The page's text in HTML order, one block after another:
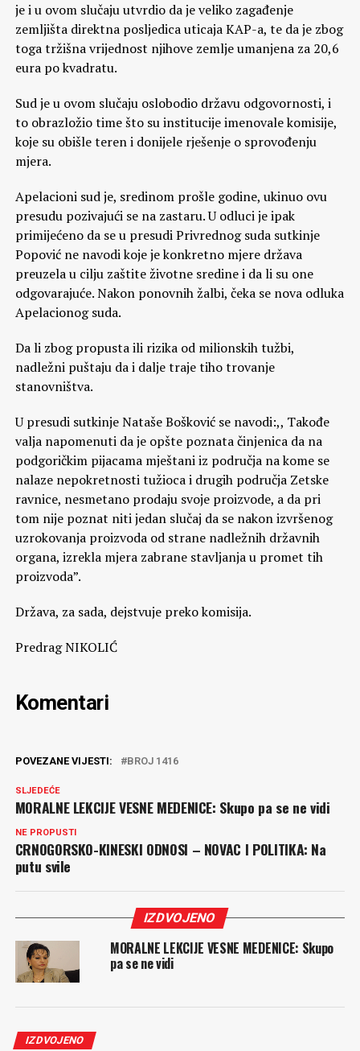
je i u ovom slučaju utvrdio da je veliko zagađenje
zemljišta direktna posljedica uticaja KAP-a, te da je zbog
toga tržišna vrijednost njihove zemlje umanjena za 20,6
eura po kvadratu.
Sud je u ovom slučaju oslobodio državu odgovornosti, i
to obrazložio time što su institucije imenovale komisije,
koje su obišle teren i donijele rješenje o sprovođenju
mjera.
Apelacioni sud je, sredinom prošle godine, ukinuo ovu
presudu pozivajući se na zastaru. U odluci je ipak
primijećeno da se u presudi Privrednog suda sutkinje
Popović ne navodi koje je konkretno mjere država
preuzela u cilju zaštite životne sredine i da li su one
odgovarajuće. Nakon ponovnih žalbi, čeka se nova odluka
Apelacionog suda.
Da li zbog propusta ili rizika od milionskih tužbi,
nadležni puštaju da i dalje traje tiho trovanje
stanovništva.
U presudi sutkinje Nataše Bošković se navodi:,, Takođe
valja napomenuti da je opšte poznata činjenica da na
podgoričkim pijacama mještani iz područja na kome se
nalaze nepokretnosti tužioca i drugih područja Zetske
ravnice, nesmetano prodaju svoje proizvode, a da pri
tom nije poznat niti jedan slučaj da se nakon izvršenog
uzrokovanja proizvoda od strane nadležnih državnih
organa, izrekla mjera zabrane stavljanja u promet tih
proizvoda”.
Država, za sada, dejstvuje preko komisija.
Predrag NIKOLIĆ
Komentari
POVEZANE VIJESTI: BROJ 1416
SLJEDEĆE
MORALNE LEKCIJE VESNE MEDENICE: Skupo pa se ne vidi
NE PROPUSTI
CRNOGORSKO-KINESKI ODNOSI – NOVAC I POLITIKA: Na
putu svile
IZDVOJENO
MORALNE LEKCIJE VESNE MEDENICE: Skupo
pa se ne vidi
IZDVOJENO